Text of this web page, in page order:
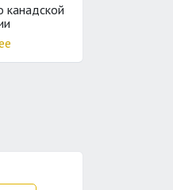
канадской